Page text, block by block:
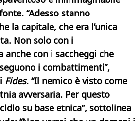
“Adesso stanno
la capitale, che era l’unica
Non solo con i
con i saccheggi che
i combattimenti”,
Fides. “Il nemico è visto come
avversaria. Per questo
su base etnica”, sottolinea